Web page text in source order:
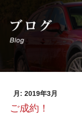
月:2019年3月
ご成約！